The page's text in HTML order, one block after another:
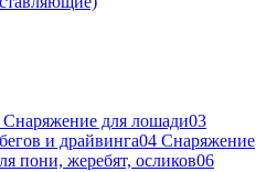
Снаряжение для лошади03
и драйвинга04 Снаряжение
пони, жеребят, осликов06